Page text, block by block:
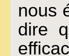
nous
dire